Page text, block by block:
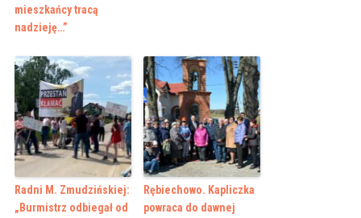
mieszkańcy tracą
nadzieję…”
Radni M. Zmudzińskiej:
„Burmistrz odbiegał od
Rębiechowo. Kapliczka
powraca do dawnej